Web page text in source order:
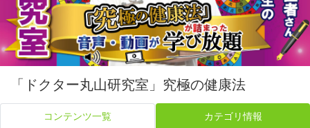
「ドクター丸山研究室」究極の健康法
コンテンツ一覧 カテゴリ情報